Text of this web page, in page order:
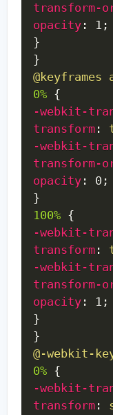
transform-
opacity : 1 ;
}
}
@keyframes
0% {
-webkit-
transform :
-webkit-
transform-
opacity : 0 ;
}
100% {
-webkit-
transform :
-webkit-
transform-
opacity : 1 ;
}
}
@-webkit-
0% {
-webkit-
transform :